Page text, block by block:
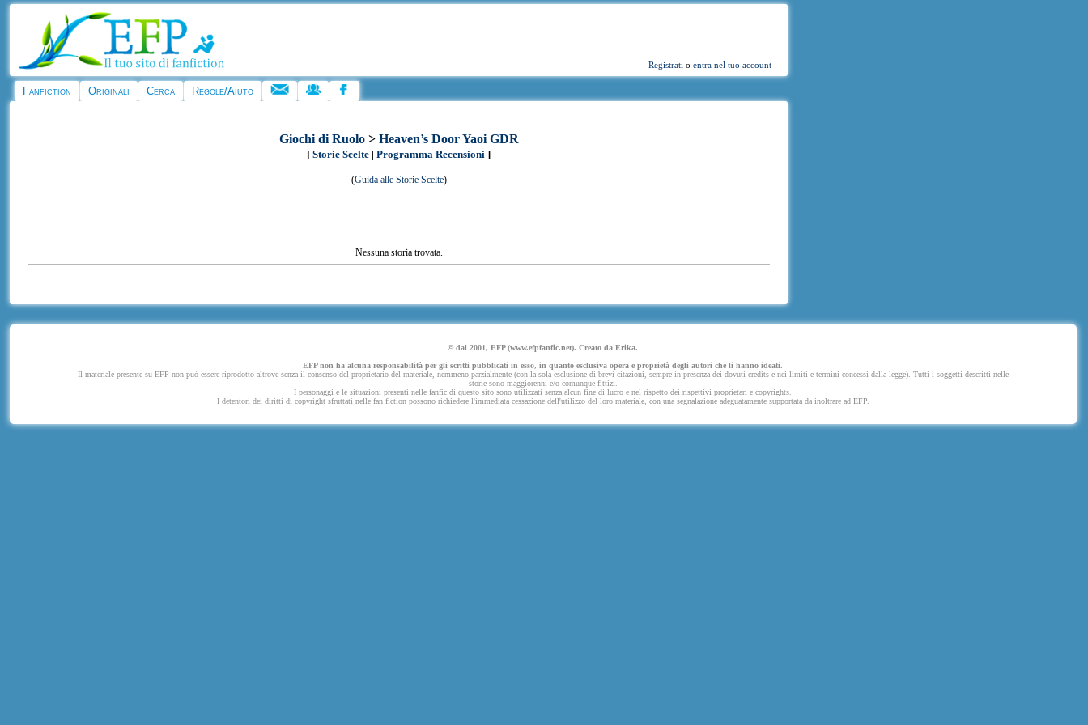
Registrati oentra nel tuo account
Fanfiction Originali Cerca Regole/Aiuto
Giochi di Ruolo> Heaven’s Door Yaoi GDR
[Storie Scelte |Programma Recensioni ]
(Guida alle Storie Scelte)
Nessuna storia trovata.
© dal 2001, EFP (www.efpfanfic.net). Creato da Erika.
EFP non ha alcuna responsabilità per gli scritti pubblicati in esso, in quanto esclusiva opera e proprietà degli autori che li hanno ideati.
Il materiale presente su EFP non può essere riprodotto altrove senza il consenso del proprietario del materiale, nemmeno parzialmente (con la sola esclusione di brevi citazioni, sempre in presenza dei dovuti credits e nei limiti e termini concessi dalla legge). Tutti i soggetti descritti nelle
storie sono maggiorenni e/o comunque fittizi.
I personaggi e le situazioni presenti nelle fanfic di questo sito sono utilizzati senza alcun fine di lucro e nel rispetto dei rispettivi proprietari e copyrights.
I detentori dei diritti di copyright sfruttati nelle fan fiction possono richiedere l'immediata cessazione dell'utilizzo del loro materiale, con una segnalazione adeguatamente supportata da inoltrare ad EFP.